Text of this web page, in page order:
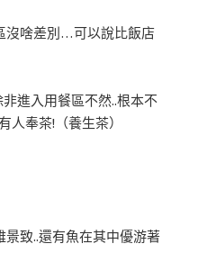
沒啥差別…可以說比飯店
進入用餐區不然..根本不
人奉茶!（養生茶）
致..還有魚在其中優游著